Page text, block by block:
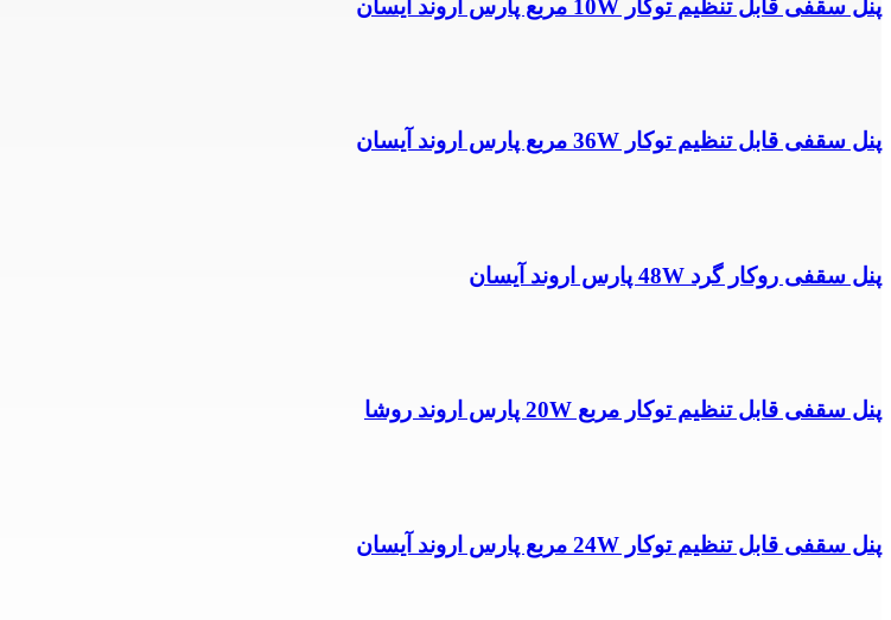
پنل سقفی قابل تنظیم توکار 10W مربع پارس اروند آیسان
پنل سقفی قابل تنظیم توکار 36W مربع پارس اروند آیسان
پنل سقفی روکار گرد 48W پارس اروند آیسان
پنل سقفی قابل تنظیم توکار مربع 20W پارس اروند روشا
پنل سقفی قابل تنظیم توکار 24W مربع پارس اروند آیسان